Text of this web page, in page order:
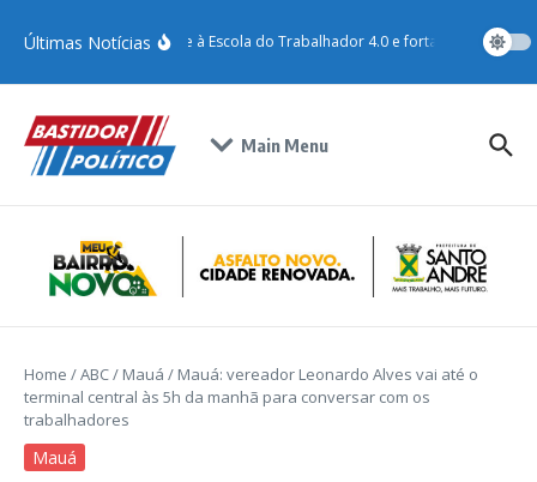
Últimas Notícias
Santo André adere à Escola do Trabalhador 4.0 e fortalece
Main Menu
Home /ABC/ Mauá / Mauá: vereador Leonardo Alves vai até o
terminal central às 5h da manhã para conversar com os
trabalhadores
Mauá